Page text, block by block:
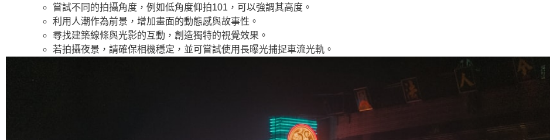
嘗試不同的拍攝角度，例如低角度仰拍101，可以強調其高度。
利用人潮作為前景，增加畫面的動態感與故事性。
尋找建築線條與光影的互動，創造獨特的視覺效果。
若拍攝夜景，請確保相機穩定，並可嘗試使用長曝光捕捉車流光軌。